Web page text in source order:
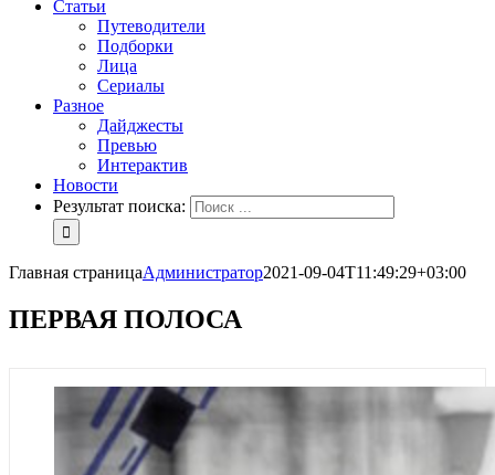
Статьи
Путеводители
Подборки
Лица
Сериалы
Разное
Дайджесты
Превью
Интерактив
Новости
Результат поиска:
Главная страницаАдминистратор2021-09-04T11:49:29+03:00
ПЕРВАЯ ПОЛОСА